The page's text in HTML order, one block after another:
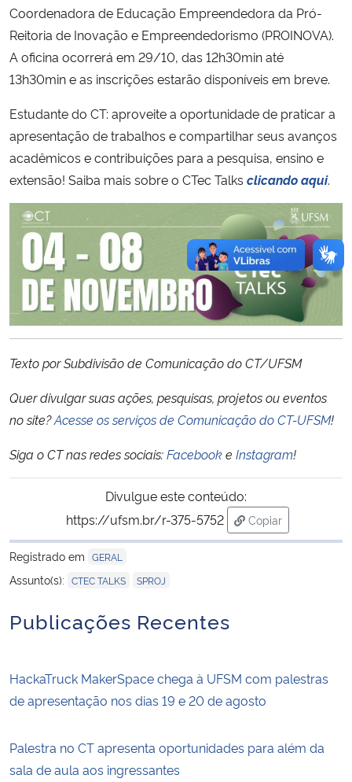
Coordenadora de Educação Empreendedora da Pró-
Reitoria de Inovação e Empreendedorismo (PROINOVA).
A oficina ocorrerá em 29/10, das 12h30min até
13h30min e as inscrições estarão disponíveis em breve.
Estudante do CT: aproveite a oportunidade de praticar a
apresentação de trabalhos e compartilhar seus avanços
acadêmicos e contribuições para a pesquisa, ensino e
extensão! Saiba mais sobre o CTec Talks clicando aqui.
Texto por Subdivisão de Comunicação do CT/UFSM
Quer divulgar suas ações, pesquisas, projetos ou eventos
no site?Acesse os serviços de Comunicação do CT-UFSM!
Siga o CT nas redes sociais:Facebooke Instagram!
Divulgue este conteúdo:
https://ufsm.br/r-375-5752
Copiar
para área de
Registrado em GERAL
Assunto(s): CTEC TALKS SPROJ
Publicações Recentes
HackaTruck MakerSpace chega à UFSM com palestras
de apresentação nos dias 19 e 20 de agosto
Palestra no CT apresenta oportunidades para além da
sala de aula aos ingressantes